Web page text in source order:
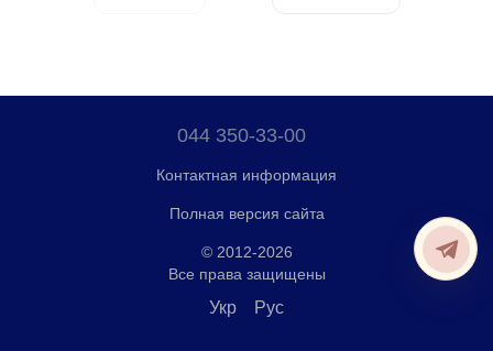
044 350-33-00
Контактная информация
Полная версия сайта
© 2012-2026
Все права защищены
Укр Рус